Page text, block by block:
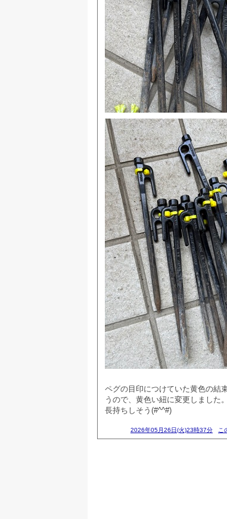
ペグの目印につけていた黄色の結
うので、黄色い紐に変更しました。
長持ちしそう(#^^#)
2026年05月26日(火)23時37分 こ